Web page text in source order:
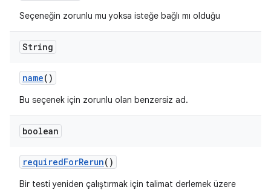
Seçeneğin zorunlu mu yoksa isteğe bağlı mı olduğu
String
name()
Bu seçenek için zorunlu olan benzersiz ad.
boolean
requiredForRerun()
Bir testi yeniden çalıştırmak için talimat derlemek üzere